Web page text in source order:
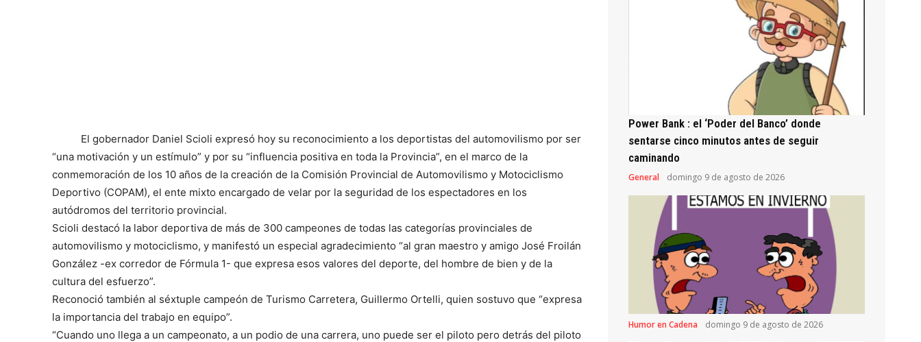
El gobernador Daniel Scioli expresó hoy su reconocimiento a los deportistas del automovilismo por ser
“una motivación y un estímulo” y por su “influencia positiva en toda la Provincia”, en el marco de la
conmemoración de los 10 años de la creación de la Comisión Provincial de Automovilismo y Motociclismo
Deportivo (COPAM), el ente mixto encargado de velar por la seguridad de los espectadores en los
autódromos del territorio provincial.
Scioli destacó la labor deportiva de más de 300 campeones de todas las categorías provinciales de
automovilismo y motociclismo, y manifestó un especial agradecimiento “al gran maestro y amigo José Froilán
González -ex corredor de Fórmula 1- que expresa esos valores del deporte, del hombre de bien y de la
cultura del esfuerzo”.
Reconoció también al séxtuple campeón de Turismo Carretera, Guillermo Ortelli, quien sostuvo que “expresa
la importancia del trabajo en equipo”.
“Cuando uno llega a un campeonato, a un podio de una carrera, uno puede ser el piloto pero detrás del piloto
Power Bank : el ‘Poder del Banco’ donde
sentarse cinco minutos antes de seguir
caminando
General domingo 9 de agosto de 2026
Humor en Cadena domingo 9 de agosto de 2026